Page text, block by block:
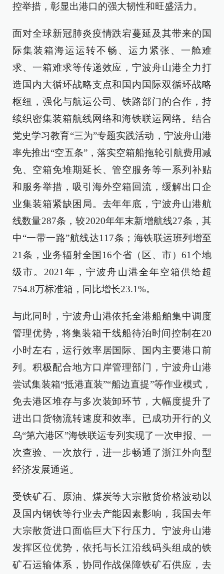
控举措，彰显出港口的强大韧性和旺盛活力。
面对全球新冠肺炎疫情跌宕蔓延及其带来的国
际集装箱海运运转不畅、运力紧张、一舱难
求、一箱难求等传递效应，宁波舟山港全力打
造国内大循环战略支点和国内国际双循环战略
枢纽，强化与航运公司、铁路部门的合作，持
续织密集装箱航线网络和海铁联运网络。结合
党史学习教育“三为”专题实践活动，宁波舟山港
率先推出“空五条”，落实空箱船拖轮引航费用减
免、空箱免堆期延长、管空服务等一系列补贴
和服务举措，吸引海外空箱回流，缓解出口企
业集装箱紧缺困局。去年年底，宁波舟山港航
线数量287条，较2020年年末新增航线27条，其
中“一带一路”航线达117条；海铁联运班列增至
21条，业务辐射全国16个省（区、市）61个地
级市。2021年，宁波舟山港全年空箱供给超
754.8万标准箱，同比增长23.1%。
与此同时，宁波舟山港依托全港船舶集中调度
管理优势，将集装箱干线船待泊时间控制在20
小时左右，运行效率居国际、国内主要港口前
列。积极配合地方口岸管理部门，宁波舟山港
尝试集装箱“抵港直装”“船边直提”等作业模式，
免去港区堆存与多次装卸环节，大幅度提升了
进出口货物流转速度和效率。已成功开行的义
乌“第六港区”海铁联运专列实现了一次申报、一
次查验、一次放行，进一步畅通了浙江外向型
经济发展通道。
受铁矿石、原油、煤炭等大宗散货价格波动以
及国内钢铁等行业去产能因素影响，我国去年
大宗散货进口面临巨大下行压力。宁波舟山港
发挥区位优势，依托与长江沿线码头组成的铁
矿石运输体系，协同作战保障铁矿石供应，去